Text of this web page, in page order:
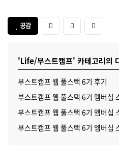
공감
'Life/부스트캠프' 카테고리의
부스트캠프 웹 풀스택 6기 후기
부스트캠프 웹 풀스택 6기 멤버십
부스트캠프 웹 풀스택 6기 멤버십
부스트캠프 웹 풀스택 6기 멤버십